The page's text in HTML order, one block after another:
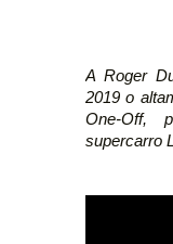
A Roger
2019 o
One-Off,
supercarro